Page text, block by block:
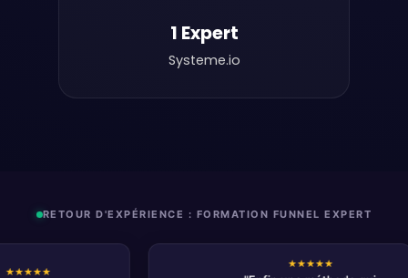
1 Expert
Systeme.io
RETOUR D'EXPÉRIENCE : FORMATION FUNNEL EXPERT